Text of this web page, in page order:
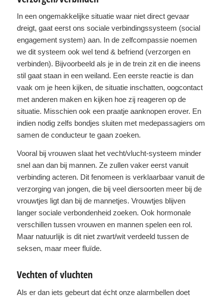
In een ongemakkelijke situatie waar niet direct gevaar
dreigt, gaat eerst ons sociale verbindingssysteem (social
engagement system) aan. In de zelfcompassie noemen
we dit systeem ook wel tend & befriend (verzorgen en
verbinden). Bijvoorbeeld als je in de trein zit en die ineens
stil gaat staan in een weiland. Een eerste reactie is dan
vaak om je heen kijken, de situatie inschatten, oogcontact
met anderen maken en kijken hoe zij reageren op de
situatie. Misschien ook een praatje aanknopen erover. En
indien nodig zelfs bondjes sluiten met medepassagiers om
samen de conducteur te gaan zoeken.
Vooral bij vrouwen slaat het vecht/vlucht-systeem minder
snel aan dan bij mannen. Ze zullen vaker eerst vanuit
verbinding acteren. Dit fenomeen is verklaarbaar vanuit de
verzorging van jongen, die bij veel diersoorten meer bij de
vrouwtjes ligt dan bij de mannetjes. Vrouwtjes blijven
langer sociale verbondenheid zoeken. Ook hormonale
verschillen tussen vrouwen en mannen spelen een rol.
Maar natuurlijk is dit niet zwart/wit verdeeld tussen de
seksen, maar meer fluïde.
Vechten of vluchten
Als er dan iets gebeurt dat écht onze alarmbellen doet